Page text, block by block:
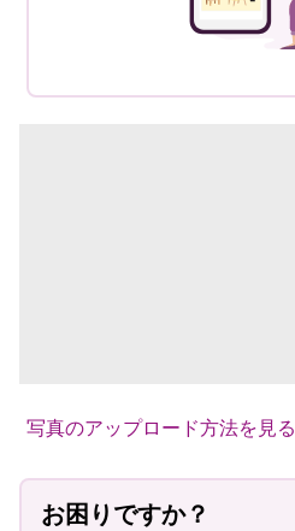
写真のアップロード方法を見る
お困りですか？